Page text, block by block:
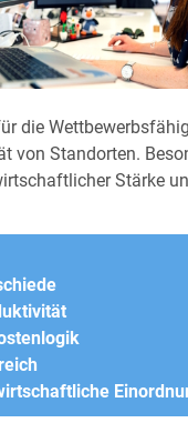
die
von Standorten.
Stärke